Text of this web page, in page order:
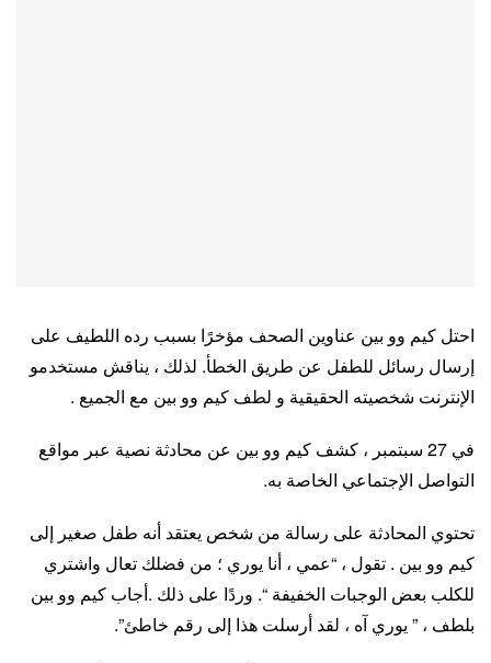
احتل كيم وو بين عناوين الصحف مؤخرًا بسبب رده اللطيف على
إرسال رسائل للطفل عن طريق الخطأ. لذلك ، يناقش مستخدمو
الإنترنت شخصيته الحقيقية و لطف كيم وو بين مع الجميع .
في 27 سبتمبر ، كشف كيم وو بين عن محادثة نصية عبر مواقع
التواصل الإجتماعي الخاصة به.
تحتوي المحادثة على رسالة من شخص يعتقد أنه طفل صغير إلى
كيم وو بين . تقول ، “عمي ، أنا يوري ؛ من فضلك تعال واشتري
للكلب بعض الوجبات الخفيفة “. وردًا على ذلك .أجاب كيم وو بين
بلطف ، ” يوري آه ، لقد أرسلت هذا إلى رقم خاطئ”.